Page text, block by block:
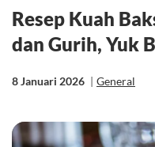
Resep Kuah
dan Gurih, Yuk
8 Januari 2026 | General